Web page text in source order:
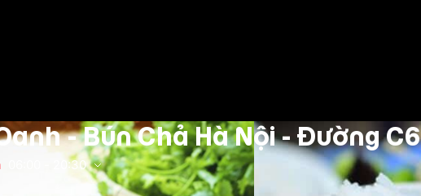
- Bún Chả Hà Nội - Đường C6
20:30